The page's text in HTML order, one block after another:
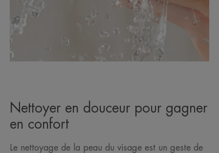
Nettoyer en douceur pour gagner
en confort
Le nettoyage de la peau du visage est un geste de